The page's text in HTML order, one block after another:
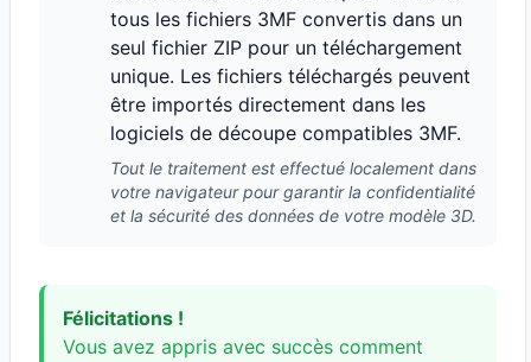
tous les fichiers 3MF convertis dans un
seul fichier ZIP pour un téléchargement
unique. Les fichiers téléchargés peuvent
être importés directement dans les
logiciels de découpe compatibles 3MF.
Tout le traitement est effectué localement dans
votre navigateur pour garantir la confidentialité
et la sécurité des données de votre modèle 3D.
Félicitations !
Vous avez appris avec succès comment